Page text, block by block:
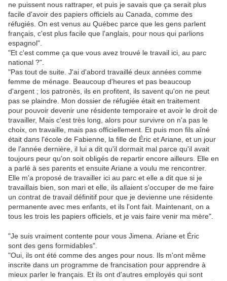
ne puissent nous rattraper, et puis je savais que ça serait plus
facile d'avoir des papiers officiels au Canada, comme des
réfugiés. On est venus au Québec parce que les gens parlent
français, c'est plus facile que l'anglais, pour nous qui parlions
espagnol".
"Et c'est comme ça que vous avez trouvé le travail ici, au parc
national ?".
"Pas tout de suite. J'ai d'abord travaillé deux années comme
femme de ménage. Beaucoup d'heures et pas beaucoup
d'argent ; los patronès, ils en profitent, ils savent qu'on ne peut
pas se plaindre. Mon dossier de réfugiée était en traitement
pour pouvoir devenir une résidente temporaire et avoir le droit de
travailler, Mais c'est très long, alors pour survivre on n'a pas le
choix, on travaille, mais pas officiellement. Et puis mon fils aîné
était dans l'école de Fabienne, la fille de Éric et Ariane, et un jour
de l'année dernière, il lui a dit qu'il dormait mal parce qu'il avait
toujours peur qu'on soit obligés de repartir encore ailleurs. Elle en
a parlé à ses parents et ensuite Ariane a voulu me rencontrer.
Elle m'a proposé de travailler ici au parc et elle a dit que si je
travaillais bien, son mari et elle, ils allaient s'occuper de me faire
un contrat de travail définitif pour que je devienne une résidente
permanente avec mes enfants, et ils l'ont fait. Maintenant, on a
tous les trois les papiers officiels, et je vais faire venir ma mère".
"Je suis vraiment contente pour vous Jimena. Ariane et Éric
sont des gens formidables".
"Oui, ils ont été comme des anges pour nous. Ils m'ont même
inscrite dans un programme de francisation pour apprendre à
mieux parler le français. Et ils ont d'autres employés qui sont